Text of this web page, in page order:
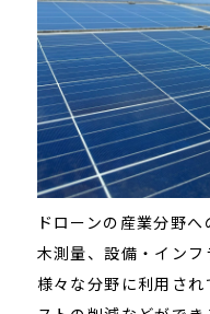
ドローンの産業分野
木測量、設備・イン
様々な分野に利用さ